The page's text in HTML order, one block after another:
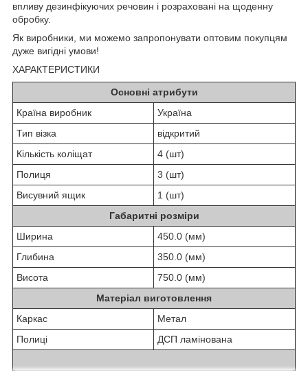
впливу дезинфікуючих речовин і розраховані на щоденну
обробку.
Як виробники, ми можемо запропонувати оптовим покупцям
дуже вигідні умови!
ХАРАКТЕРИСТИКИ
Основні атрибути
Країна виробник
Україна
Тип візка
відкритий
Кількість коліщат
4 (шт)
Полиця
3 (шт)
Висувний ящик
1 (шт)
Габаритні розміри
Ширина
450.0 (мм)
Глибина
350.0 (мм)
Висота
750.0 (мм)
Матеріал виготовлення
Каркас
Метал
Полиці
ДСП ламінована